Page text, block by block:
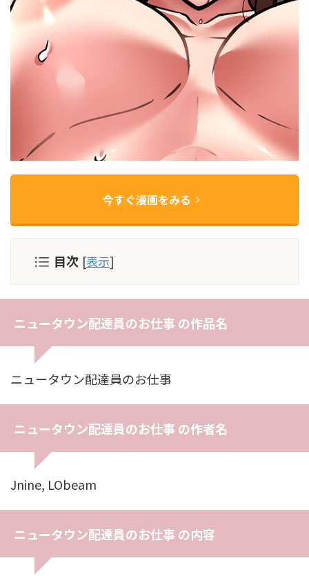
今すぐ漫画をみる
目次 [表示]
ニュータウン配達員のお仕事 の作品名
ニュータウン配達員のお仕事
ニュータウン配達員のお仕事 の作者名
Jnine, LObeam
ニュータウン配達員のお仕事 の内容